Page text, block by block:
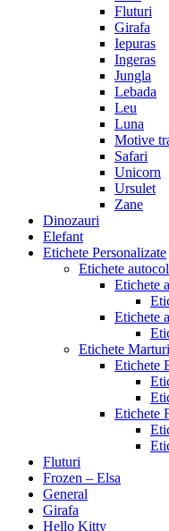
Fluturi
Girafa
Iepuras
Ingeras
Jungla
Lebada
Leu
Luna
Motive
Safari
Unicorn
Ursulet
Zane
Dinozauri
Elefant
Etichete Personalizate
Etichete
Etichete
Etichete
Etichete
Etichete
Etichete
Fluturi
Frozen – Elsa
General
Girafa
Hello Kitty